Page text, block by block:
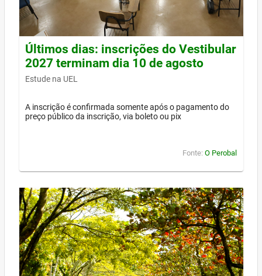
Últimos dias: inscrições do Vestibular
2027 terminam dia 10 de agosto
Estude na UEL
A inscrição é confirmada somente após o pagamento do
preço público da inscrição, via boleto ou pix
Fonte: O Perobal